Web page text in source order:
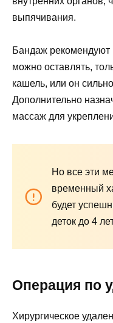
выпячивания.
Бандаж рекомендуют
можно оставлять,
кашель, или он
Дополнительно
массаж для
Но все эти
временный
будет
деток до 4
Операция по
Хирургическое